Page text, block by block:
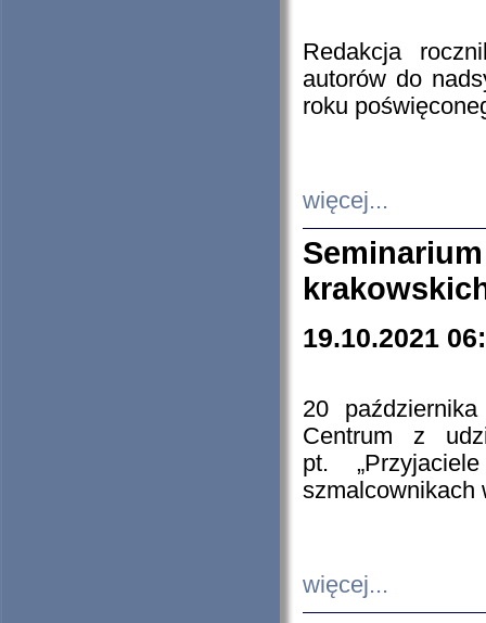
Redakcja
autorów do
roku
więcej...
19.10.2021
20
Centrum z
pt.
szmalcownikach
więcej...